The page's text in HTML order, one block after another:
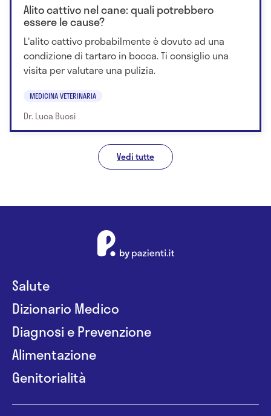
Alito cattivo nel cane: quali potrebbero
essere le cause?
L'alito cattivo probabilmente è dovuto ad una
condizione di tartaro in bocca. Ti consiglio una
visita per valutare una pulizia.
MEDICINA VETERINARIA
Dr. Luca Buosi
Vedi tutte
Salute
Dizionario Medico
Diagnosi e Prevenzione
Alimentazione
Genitorialità